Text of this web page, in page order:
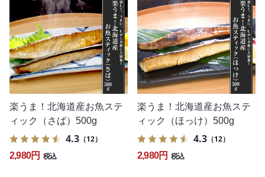
楽うま！北海道産お魚ステ
ィック（さば）500g
4.3 （12）
2,980円 税込
楽うま！北海道産お魚ステ
ィック（ほっけ）500g
4.3 （12）
2,980円 税込